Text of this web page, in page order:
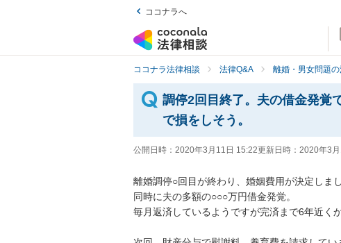
ココナラへ
ココナラ法律相談 法律Q&A 離婚・男女問題
調停2回目終了。夫の借金発覚
で損をしそう。
公開日時： 2020年3月11日 15:22更新日時： 2020年3
離婚調停○回目が終わり、婚姻費用が決定しまし
同時に夫の多額の○○○万円借金発覚。
毎月返済しているようですが完済まで6年近く